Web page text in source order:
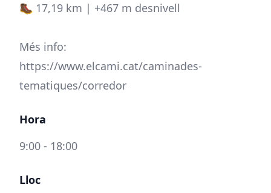
🥾 17,19 km | +467 m desnivell
Més info:
https://www.elcami.cat/caminades-
tematiques/corredor
Hora
9:00 - 18:00
Lloc